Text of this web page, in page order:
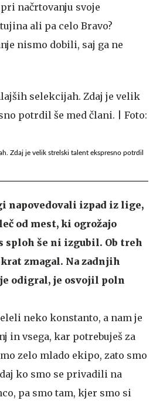
načrtovanju svoje
ali pa celo Bravo?
nismo dobili, saj ga ne
Zdaj je velik strelski talent ekspresno potrdil
napovedovali izpad iz lige,
od mest, ki ogrožajo
sploh še ni izgubil. Ob treh
zmagal. Na zadnjih
odigral, je osvojil poln
neko konstanto, a nam je
in vsega, kar potrebuješ za
zelo mlado ekipo, zato smo
ko smo se privadili na
pa smo tam, kjer smo si